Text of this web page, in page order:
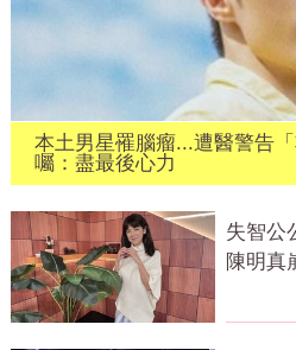
本土男星罹腦瘤...遭醫警告
囑：盡最後心力
失智公
陳明真